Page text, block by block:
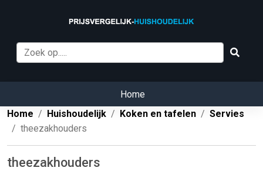
Home
Home
Huishoudelijk Koken en tafelen
Servies
theezakhouders
theezakhouders